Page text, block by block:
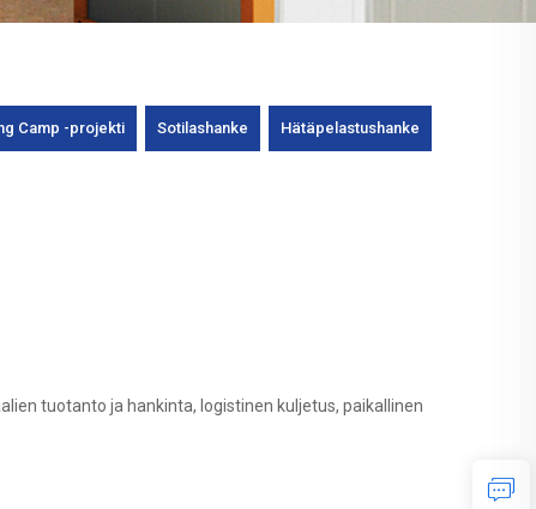
Camp -projekti Sotilashanke Hätäpelastushanke
tuotanto ja hankinta, logistinen kuljetus, paikallinen